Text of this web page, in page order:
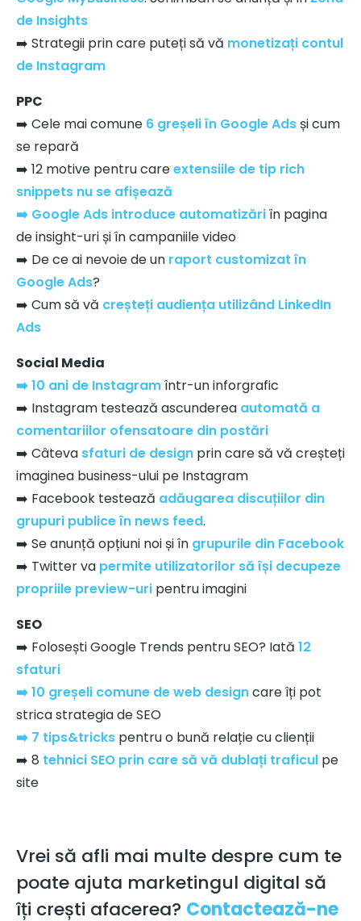
de Insights
➡️ Strategii prin care puteți să vă monetizați contul
de Instagram
PPC
➡️ Cele mai comune 6 greșeli în Google Adsși cum
se repară
➡️ 12 motive pentru careextensiile de tip rich
snippets nu se afișează
➡️ Google Ads introduce automatizăriîn pagina
de insight-uri și în campaniile video
➡️ De ce ai nevoie de un raport customizat în
Google Ads?
➡️ Cum să vă creșteți audiența utilizând LinkedIn
Ads
Social Media
➡️ 10 ani de Instagramîntr-un inforgrafic
➡️ Instagram testează ascunderea automată a
comentariilor ofensatoare din postări
➡️ Câteva sfaturi de design prin care să vă creșteți
imaginea business-ului pe Instagram
➡️ Facebook testează adăugarea discuțiilor din
grupuri publice în news feed.
➡️ Se anunță opțiuni noi și în grupurile din Facebook
➡️ Twitter va permite utilizatorilor să își decupeze
propriile preview-uri pentru imagini
SEO
➡️ Folosești Google Trends pentru SEO? Iată 12
sfaturi
➡️ 10 greșeli comune de web designcare îți pot
strica strategia de SEO
➡️ 7 tips&tricks pentru o bună relație cu clienții
➡️ 8 tehnici SEO prin care să vă dublați traficul pe
site
Vrei să afli mai multe despre cum te
poate ajuta marketingul digital să
îți crești afacerea? Contactează-ne